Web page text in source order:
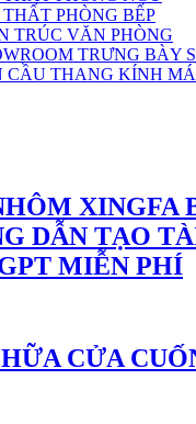
PHÒNG BẾP
TRÚC VĂN PHÒNG
TRƯNG BÀY
CẦU THANG KÍNH
XINGFA
DẪN TẠO
MIỄN PHÍ
CỬA